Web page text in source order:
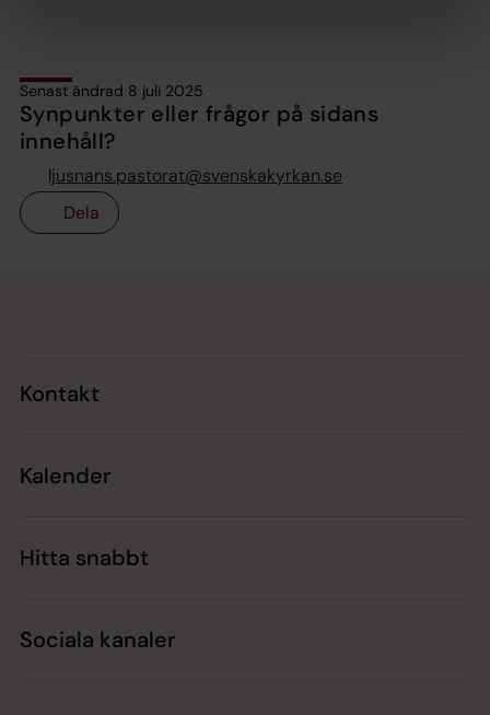
Senast ändrad 8 juli 2025
Synpunkter eller frågor på sidans
innehåll?
ljusnans.pastorat@svenskakyrkan.se
Dela
Kontakt
Kalender
Hitta snabbt
Sociala kanaler